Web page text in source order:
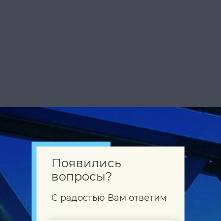
Появились
вопросы?
С радостью Вам ответим